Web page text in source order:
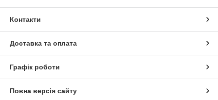
Контакти
Доставка та оплата
Графік роботи
Повна версія сайту